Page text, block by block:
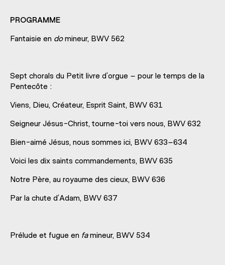
PROGRAMME
Fantaisie en domineur, BWV 562
Sept chorals du Petit livre d’orgue – pour le temps de la
Pentecôte :
Viens, Dieu, Créateur, Esprit Saint, BWV 631
Seigneur Jésus-Christ, tourne-toi vers nous, BWV 632
Bien-aimé Jésus, nous sommes ici, BWV 633–634
Voici les dix saints commandements, BWV 635
Notre Père, au royaume des cieux, BWV 636
Par la chute d’Adam, BWV 637
Prélude et fugue en famineur, BWV 534